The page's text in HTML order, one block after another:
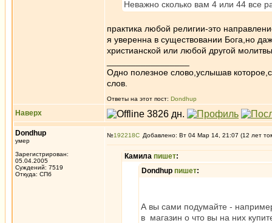
Неважно сколько вам 4 или 44 все
практика любой религии-это
я уверенна в существовании Бога,но
христианской или любой другой
Одно полезное слово,услышав
слов.
Ответы на этот пост: Dondhup
Наверх
Dondhup
умер
Зарегистрирован:
05.04.2005
Суждений: 7519
Откуда: СПб
№192218 Добавлено: Вт 04 Мар 14, 21:07 (12 лет
Камила пишет:
Dondhup пишет:
А вы сами подумайте -
в магазин о что вы на них